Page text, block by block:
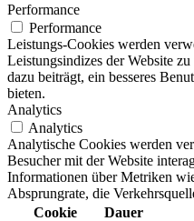
Performance
Performance
Leistungs-Cookies werden
Leistungsindizes der Website
dazu beiträgt, ein besseres
bieten.
Analytics
Analytics
Analytische Cookies werden
Besucher mit der Website
Informationen über Metriken
Absprungrate, die
Cookie
Dauer